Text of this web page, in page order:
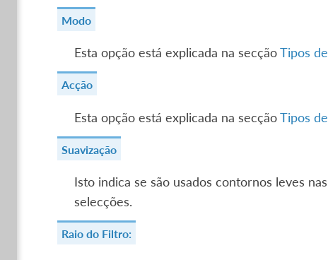
Modo
Esta opção está explicada na secçãoTipos
Acção
Esta opção está explicada na secçãoTipos
Suavização
Isto indica se são usados contornos leves
selecções.
Raio do Filtro: